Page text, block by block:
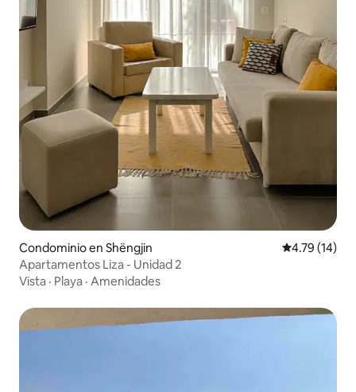
Condominio en Shëngjin Calificación
4.79 (14)
Apartamentos Liza - Unidad 2
Vista · Playa · Amenidades